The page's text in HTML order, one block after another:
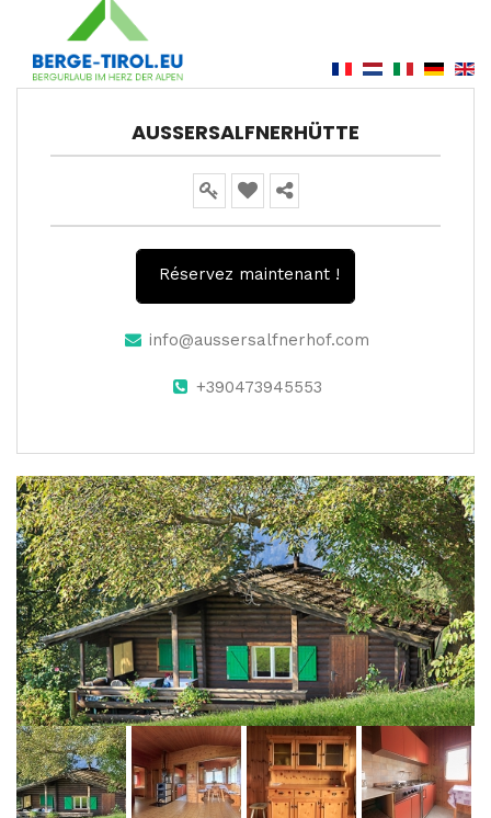
AUSSERSALFNERHÜTTE
Réservez maintenant !
info@aussersalfnerhof.com
+390473945553